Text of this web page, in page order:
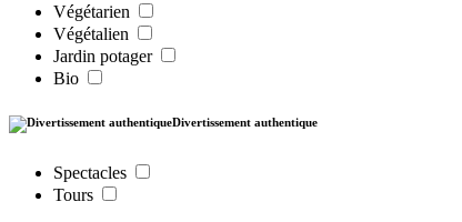
Végétarien
Végétalien
Jardin potager
Bio
Divertissement authentique
Spectacles
Tours